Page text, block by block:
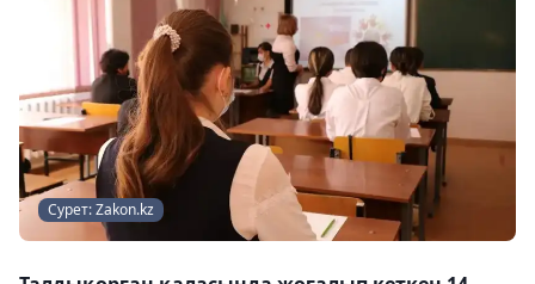
Сурет: Zakon.kz